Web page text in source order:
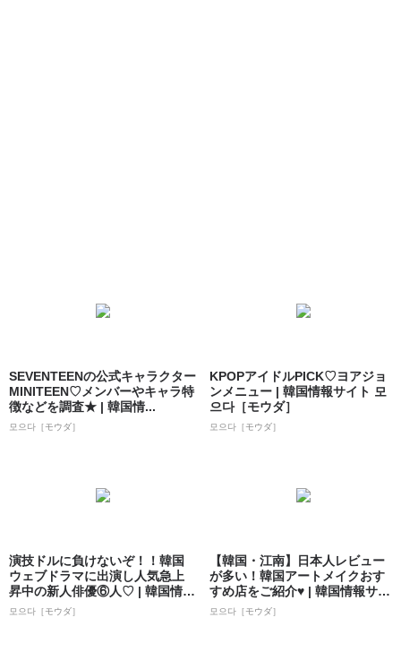
SEVENTEENの公式キャラクター
MINITEEN♡メンバーやキャラ特
徴などを調査★ | 韓国情...
모으다［モウダ］
KPOPアイドルPICK♡ヨアジョ
ンメニュー | 韓国情報サイト 모
으다［モウダ］
모으다［モウダ］
演技ドルに負けないぞ！！韓国
ウェブドラマに出演し人気急上
昇中の新人俳優⑥人♡ | 韓国情報
サイト ...
모으다［モウダ］
【韓国・江南】日本人レビュー
が多い！韓国アートメイクおす
すめ店をご紹介♥ | 韓国情報サイ
ト 모으...
모으다［モウダ］